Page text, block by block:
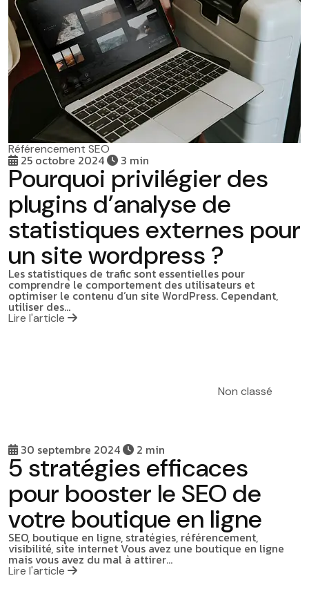
Référencement SEO
25 octobre 2024 3 min
Pourquoi privilégier des
plugins d’analyse de
statistiques externes pour
un site wordpress ?
Les statistiques de trafic sont essentielles pour
comprendre le comportement des utilisateurs et
optimiser le contenu d’un site WordPress. Cependant,
utiliser des…
Lire l'article
Non classé
30 septembre 2024 2 min
5 stratégies efficaces
pour booster le SEO de
votre boutique en ligne
SEO, boutique en ligne, stratégies, référencement,
visibilité, site internet Vous avez une boutique en ligne
mais vous avez du mal à attirer…
Lire l'article